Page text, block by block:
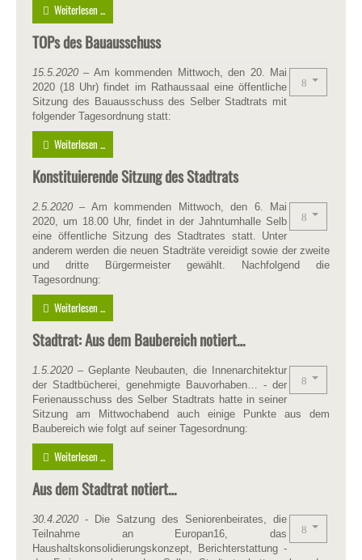
Weiterlesen ...
TOPs des Bauausschuss
15.5.2020 – Am kommenden Mittwoch, den 20. Mai
2020 (18 Uhr) findet im Rathaussaal eine öffentliche
Sitzung des Bauausschuss des Selber Stadtrats mit
folgender Tagesordnung statt:
Weiterlesen ...
Konstituierende Sitzung des Stadtrats
2.5.2020 – Am kommenden Mittwoch, den 6. Mai
2020, um 18.00 Uhr, findet in der Jahnturnhalle Selb
eine öffentliche Sitzung des Stadtrates statt. Unter
anderem werden die neuen Stadträte vereidigt sowie der zweite
und dritte Bürgermeister gewählt. Nachfolgend die
Tagesordnung:
Weiterlesen ...
Stadtrat: Aus dem Baubereich notiert…
1.5.2020 –Geplante Neubauten, die Innenarchitektur
der Stadtbücherei, genehmigte Bauvorhaben… - der
Ferienausschuss des Selber Stadtrats hatte in seiner
Sitzung am Mittwochabend auch einige Punkte aus dem
Baubereich wie folgt auf seiner Tagesordnung:
Weiterlesen ...
Aus dem Stadtrat notiert…
30.4.2020 - Die Satzung des Seniorenbeirates, die
Teilnahme an Europan16, das
Haushaltskonsolidierungskonzept, Berichterstattung -